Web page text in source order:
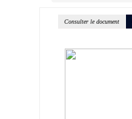
Consulter le document